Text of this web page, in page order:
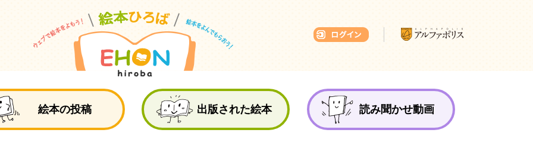
絵本の投稿 出版された絵本 読み聞かせ動画